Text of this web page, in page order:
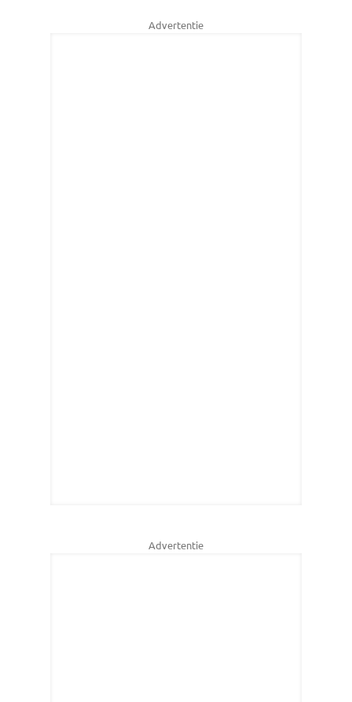
Advertentie
Advertentie